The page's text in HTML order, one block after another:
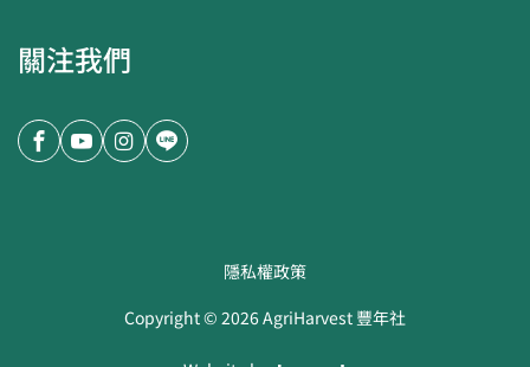
關注我們
隱私權政策
Copyright ©2026AgriHarvest 豐年社